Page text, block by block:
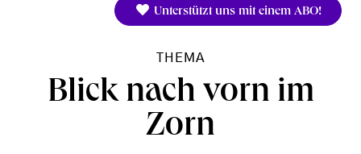
Unterstützt uns mit einem ABO!
THEMA
Blick nach vorn im
Zorn